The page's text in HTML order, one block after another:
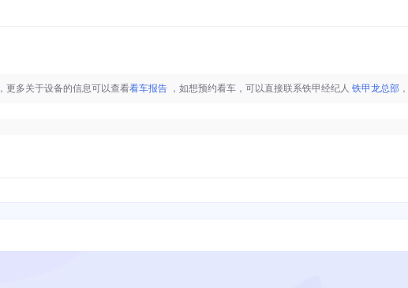
，更多关于设备的信息可以查看看车报告 ，如想预约看车，可以直接联系铁甲经纪人 铁甲龙总部